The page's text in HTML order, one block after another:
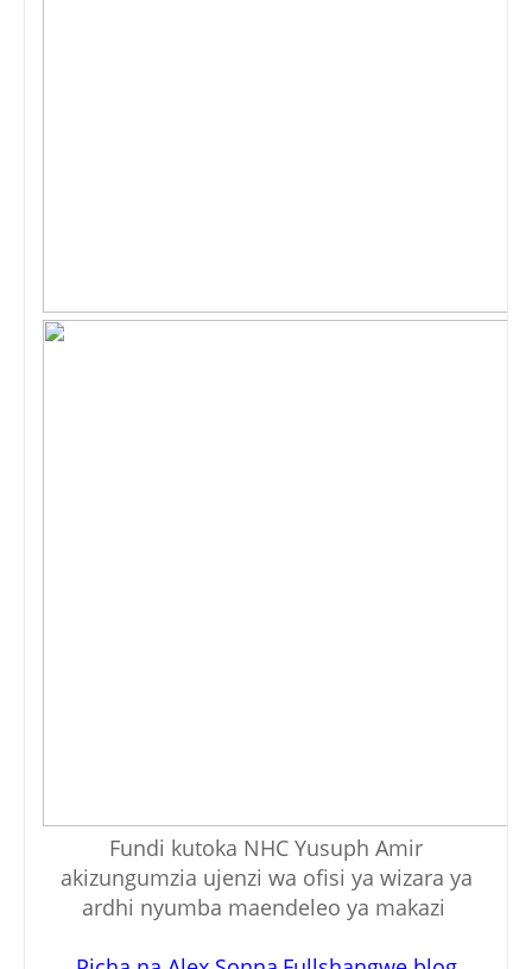
Fundi kutoka NHC Yusuph Amir
akizungumzia ujenzi wa ofisi ya wizara ya
ardhi nyumba maendeleo ya makazi